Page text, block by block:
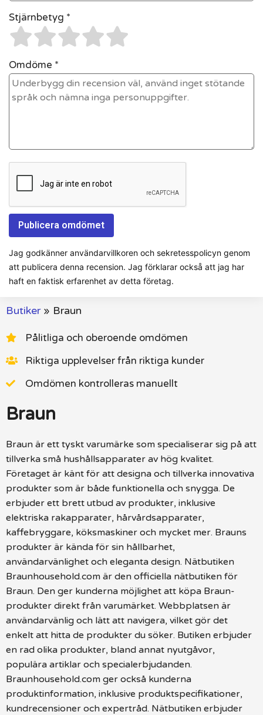
Stjärnbetyg *
Omdöme *
Jag godkänner användarvillkoren och sekretesspolicyn genom
att publicera denna recension. Jag förklarar också att jag har
haft en faktisk erfarenhet av detta företag.
Butiker» Braun
Pålitliga och oberoende omdömen
Riktiga upplevelser från riktiga kunder
Omdömen kontrolleras manuellt
Braun
Braun är ett tyskt varumärke som specialiserar sig på att
tillverka små hushållsapparater av hög kvalitet.
Företaget är känt för att designa och tillverka innovativa
produkter som är både funktionella och snygga. De
erbjuder ett brett utbud av produkter, inklusive
elektriska rakapparater, hårvårdsapparater,
kaffebryggare, köksmaskiner och mycket mer. Brauns
produkter är kända för sin hållbarhet,
användarvänlighet och eleganta design. Nätbutiken
Braunhousehold.com är den officiella nätbutiken för
Braun. Den ger kunderna möjlighet att köpa Braun-
produkter direkt från varumärket. Webbplatsen är
användarvänlig och lätt att navigera, vilket gör det
enkelt att hitta de produkter du söker. Butiken erbjuder
en rad olika produkter, bland annat nyutgåvor,
populära artiklar och specialerbjudanden.
Braunhousehold.com ger också kunderna
produktinformation, inklusive produktspecifikationer,
kundrecensioner och expertråd. Nätbutiken erbjuder